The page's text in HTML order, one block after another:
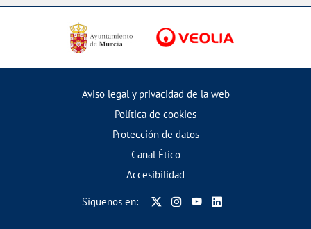
Aviso legal y privacidad de la web
Política de cookies
Protección de datos
Canal Ético
Accesibilidad
Síguenos en: